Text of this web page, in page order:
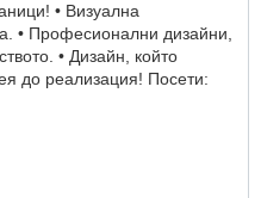
• Визуална
• Професионални дизайни,
• Дизайн, който
до реализация! Посети: